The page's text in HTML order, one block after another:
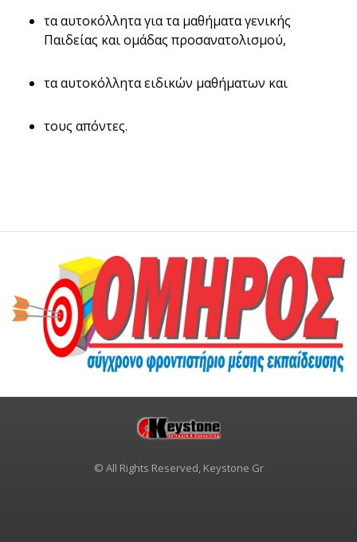
τα αυτοκόλλητα για τα μαθήματα γενικής
Παιδείας και ομάδας προσανατολισμού,
τα αυτοκόλλητα ειδικών μαθήματων και
τους απόντες.
© All Rights Reserved, Keystone Gr